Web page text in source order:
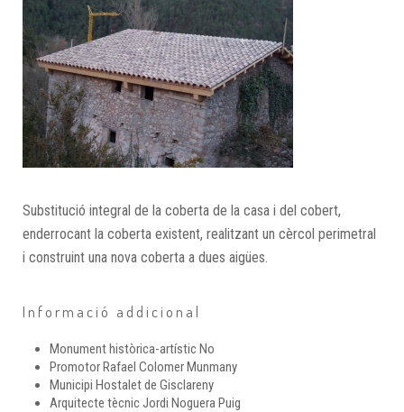
Substitució integral de la coberta de la casa i del cobert,
enderrocant la coberta existent, realitzant un cèrcol perimetral
i construint una nova coberta a dues aigües.
Informació addicional
Monument històrica-artísticNo
PromotorRafael Colomer Munmany
Municipi Hostalet de Gisclareny
Arquitecte tècnicJordi Noguera Puig